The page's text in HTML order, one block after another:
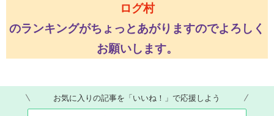
のランキングがちょっとあがりますのでよろしく
お願いします。
お気に入りの記事を「いいね！」で応援しよう